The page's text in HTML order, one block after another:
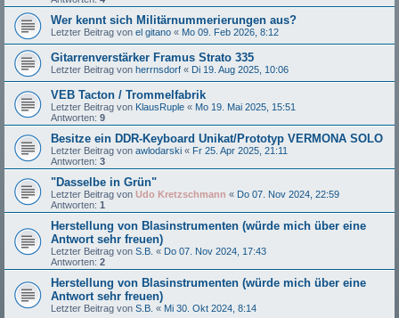
Wer kennt sich Militärnummerierungen aus?
Letzter Beitrag von el gitano « Mo 09. Feb 2026, 8:12
Gitarrenverstärker Framus Strato 335
Letzter Beitrag von herrnsdorf « Di 19. Aug 2025, 10:06
VEB Tacton / Trommelfabrik
Letzter Beitrag von KlausRuple « Mo 19. Mai 2025, 15:51
Antworten: 9
Besitze ein DDR-Keyboard Unikat/Prototyp VERMONA SOLO
Letzter Beitrag von awlodarski « Fr 25. Apr 2025, 21:11
Antworten: 3
"Dasselbe in Grün"
Letzter Beitrag von Udo Kretzschmann « Do 07. Nov 2024, 22:59
Antworten: 1
Herstellung von Blasinstrumenten (würde mich über eine
Antwort sehr freuen)
Letzter Beitrag von S.B. « Do 07. Nov 2024, 17:43
Antworten: 2
Herstellung von Blasinstrumenten (würde mich über eine
Antwort sehr freuen)
Letzter Beitrag von S.B. « Mi 30. Okt 2024, 8:14